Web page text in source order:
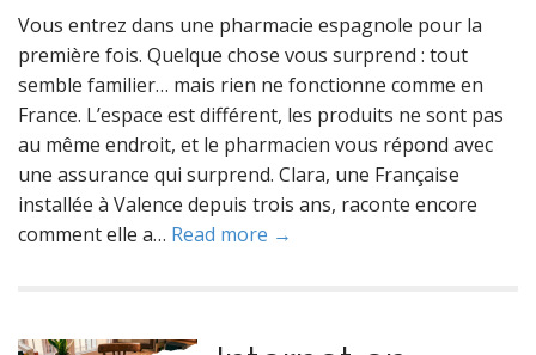
Vous entrez dans une pharmacie espagnole pour la
première fois. Quelque chose vous surprend : tout
semble familier… mais rien ne fonctionne comme en
France. L’espace est différent, les produits ne sont pas
au même endroit, et le pharmacien vous répond avec
une assurance qui surprend. Clara, une Française
installée à Valence depuis trois ans, raconte encore
comment elle a… Read more →